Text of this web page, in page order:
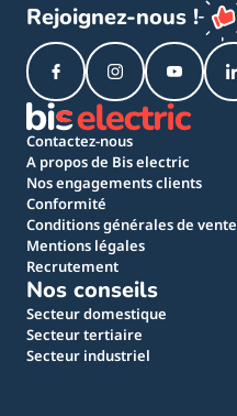
Rejoignez-nous !
Contactez-nous
A propos de Bis electric
Nos engagements clients
Conformité
Conditions générales de vente
Mentions légales
Recrutement
Nos conseils
Secteur domestique
Secteur tertiaire
Secteur industriel